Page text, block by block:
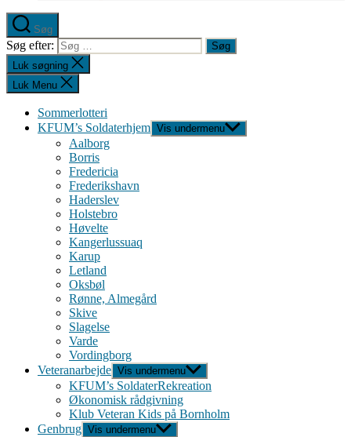
Søg
Søg efter:
Luk søgning
Luk Menu
Sommerlotteri
KFUM’s Soldaterhjem Vis undermenu
Aalborg
Borris
Fredericia
Frederikshavn
Haderslev
Holstebro
Høvelte
Kangerlussuaq
Karup
Letland
Oksbøl
Rønne, Almegård
Skive
Slagelse
Varde
Vordingborg
Veteranarbejde Vis undermenu
KFUM’s SoldaterRekreation
Økonomisk rådgivning
Klub Veteran Kids på Bornholm
Genbrug Vis undermenu